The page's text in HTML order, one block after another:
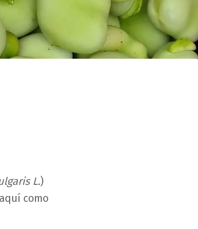
L.)
como